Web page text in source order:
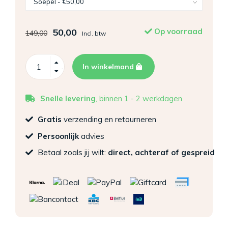
149,00 50,00 Incl. btw Op voorraad
In winkelmand
Snelle levering, binnen 1 - 2 werkdagen
Gratis verzending en retourneren
Persoonlijk advies
Betaal zoals jij wilt: direct, achteraf of gespreid